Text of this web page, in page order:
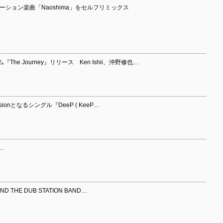
ョン楽曲「Naoshima」をセルフリミックス
『The Journey』リリース Ken Ishii、沖野修也…
となるシングル『DeeP ( KeeP…
THE DUB STATION BAND…